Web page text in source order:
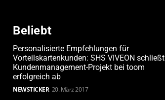
Beliebt
Personalisierte Empfehlungen für
Vorteilskartenkunden: SHS VIVEON schließt
Kundenmanagement-Projekt bei toom
erfolgreich ab
NEWSTICKER 20. März 2017